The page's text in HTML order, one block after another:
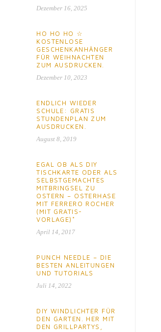
Dezember 16, 2025
HO HO HO ☆
KOSTENLOSE
GESCHENKANHÄNGER
FÜR WEIHNACHTEN
ZUM AUSDRUCKEN.
Dezember 10, 2023
ENDLICH WIEDER
SCHULE: GRATIS
STUNDENPLAN ZUM
AUSDRUCKEN.
August 8, 2019
EGAL OB ALS DIY
TISCHKARTE ODER ALS
SELBSTGEMACHTES
MITBRINGSEL ZU
OSTERN – OSTERHASE
MIT FERRERO ROCHER
(MIT GRATIS-
VORLAGE)*
April 14, 2017
PUNCH NEEDLE – DIE
BESTEN ANLEITUNGEN
UND TUTORIALS
Juli 14, 2022
DIY WINDLICHTER FÜR
DEN GARTEN. HER MIT
DEN GRILLPARTYS,